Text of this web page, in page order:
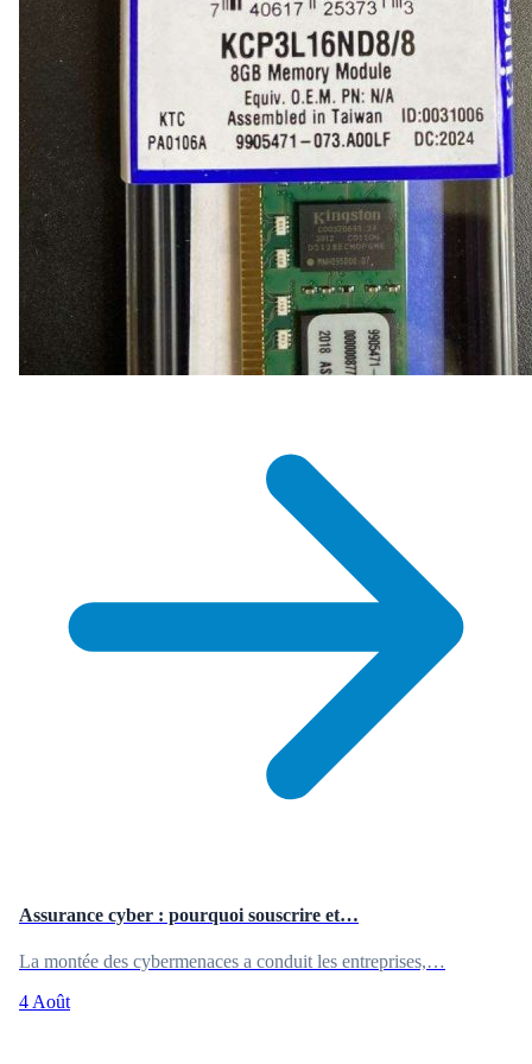
Assurance cyber : pourquoi souscrire et…
La montée des cybermenaces a conduit les entreprises,…
4 Août